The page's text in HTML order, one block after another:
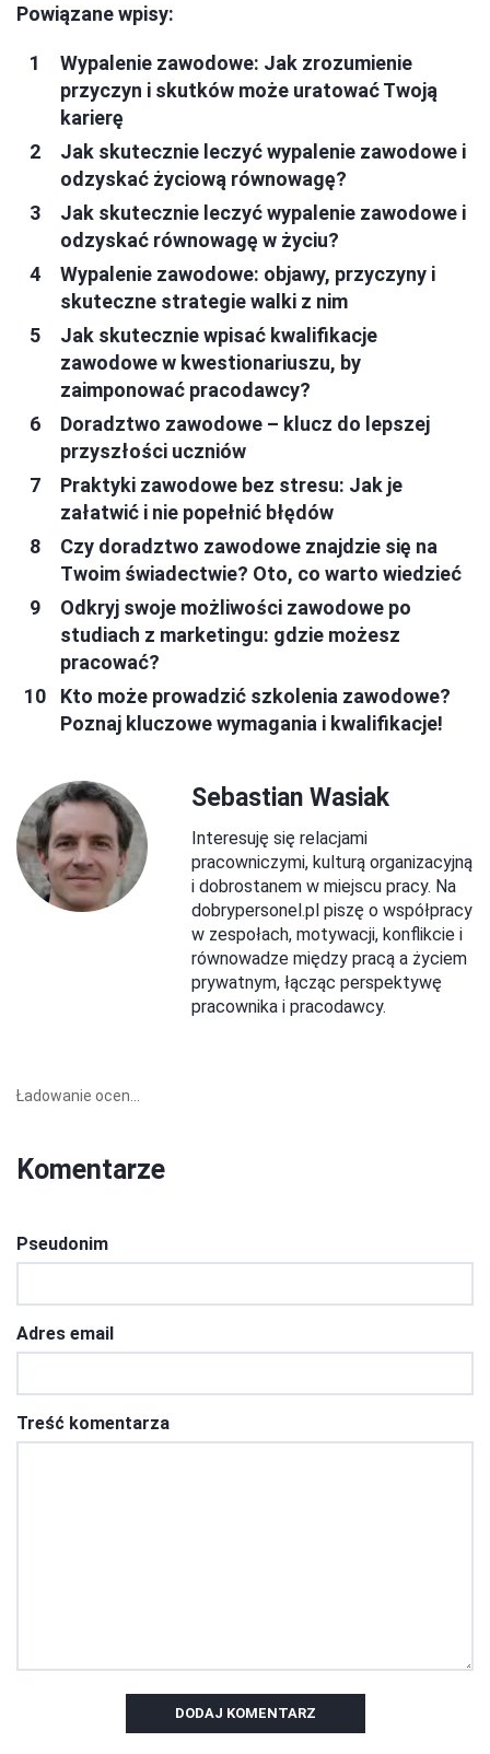
Powiązane wpisy:
Wypalenie zawodowe: Jak zrozumienie
przyczyn i skutków może uratować Twoją
karierę
Jak skutecznie leczyć wypalenie zawodowe i
odzyskać życiową równowagę?
Jak skutecznie leczyć wypalenie zawodowe i
odzyskać równowagę w życiu?
Wypalenie zawodowe: objawy, przyczyny i
skuteczne strategie walki z nim
Jak skutecznie wpisać kwalifikacje
zawodowe w kwestionariuszu, by
zaimponować pracodawcy?
Doradztwo zawodowe – klucz do lepszej
przyszłości uczniów
Praktyki zawodowe bez stresu: Jak je
załatwić i nie popełnić błędów
Czy doradztwo zawodowe znajdzie się na
Twoim świadectwie? Oto, co warto wiedzieć
Odkryj swoje możliwości zawodowe po
studiach z marketingu: gdzie możesz
pracować?
Kto może prowadzić szkolenia zawodowe?
Poznaj kluczowe wymagania i kwalifikacje!
Sebastian Wasiak
Interesuję się relacjami
pracowniczymi, kulturą organizacyjną
i dobrostanem w miejscu pracy. Na
dobrypersonel.pl piszę o współpracy
w zespołach, motywacji, konflikcie i
równowadze między pracą a życiem
prywatnym, łącząc perspektywę
pracownika i pracodawcy.
Ładowanie ocen...
Komentarze
Pseudonim
Adres email
Treść komentarza
DODAJ KOMENTARZ